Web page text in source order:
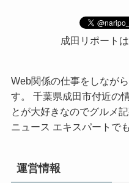
成田リポート
Web関係の仕事をしなが
す。 千葉県成田市付近の
とが大好きなのでグルメ
ニュース エキスパートで
運営情報